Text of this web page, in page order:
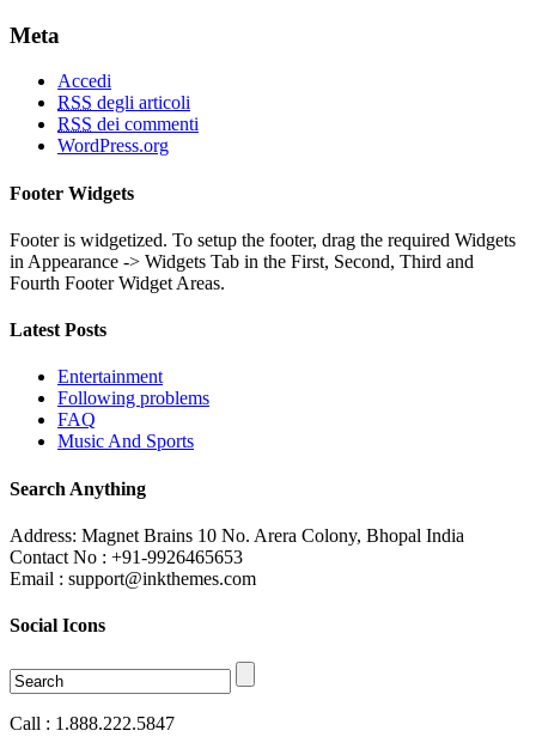
Meta
Accedi
RSS degli articoli
RSS dei commenti
WordPress.org
Footer Widgets
Footer is widgetized. To setup the footer, drag the required Widgets
in Appearance -> Widgets Tab in the First, Second, Third and
Fourth Footer Widget Areas.
Latest Posts
Entertainment
Following problems
FAQ
Music And Sports
Search Anything
Address: Magnet Brains 10 No. Arera Colony, Bhopal India
Contact No : +91-9926465653
Email : support@inkthemes.com
Social Icons
Call : 1.888.222.5847